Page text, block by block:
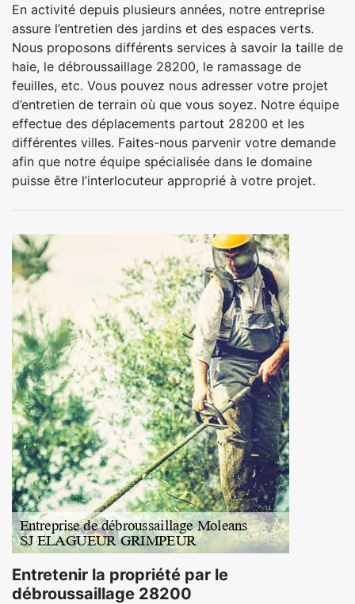
En activité depuis plusieurs années, notre entreprise
assure l’entretien des jardins et des espaces verts.
Nous proposons différents services à savoir la taille de
haie, le débroussaillage 28200, le ramassage de
feuilles, etc. Vous pouvez nous adresser votre projet
d’entretien de terrain où que vous soyez. Notre équipe
effectue des déplacements partout 28200 et les
différentes villes. Faites-nous parvenir votre demande
afin que notre équipe spécialisée dans le domaine
puisse être l’interlocuteur approprié à votre projet.
Entretenir la propriété par le
débroussaillage 28200